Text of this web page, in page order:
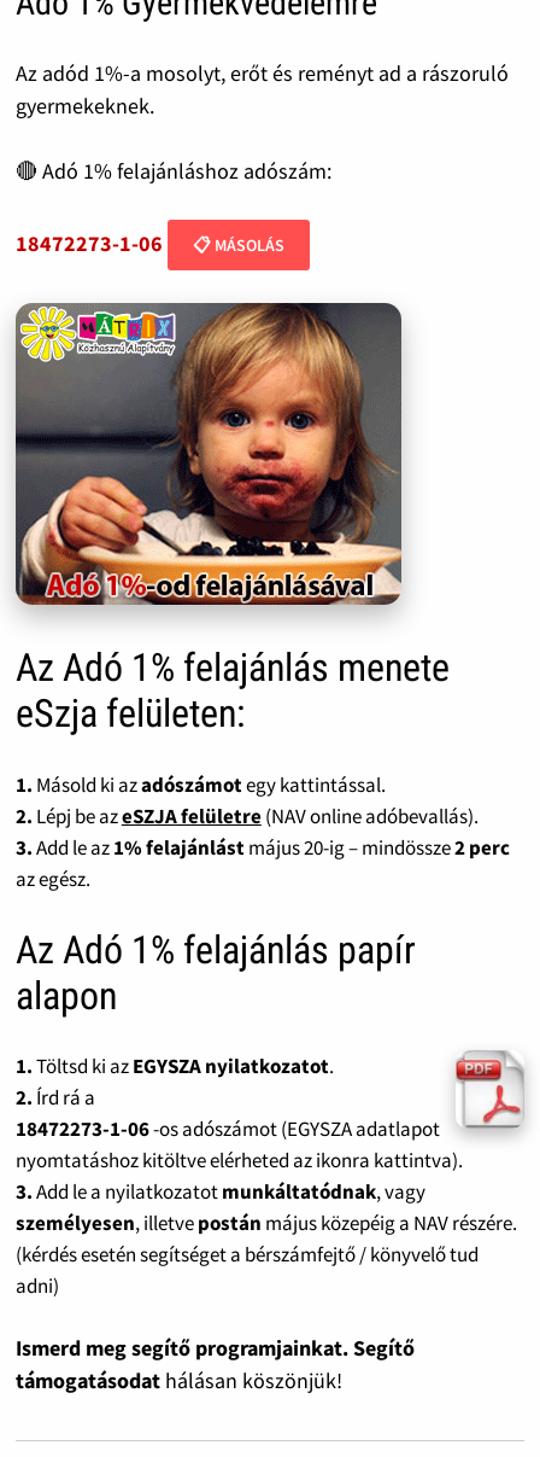
Az adód 1%-a mosolyt, erőt és reményt ad a rászoruló
gyermekeknek.
🔴 Adó 1% felajánláshoz adószám:
18472273-1-06 📋 MÁSOLÁS
Az Adó 1% felajánlás menete
eSzja felületen:
1. Másold ki azadószámotegy kattintással.
2. Lépj be azeSZJA felületre(NAV online adóbevallás).
3.Add le az1% felajánlástmájus 20-ig – mindössze2 perc
az egész.
Az Adó 1% felajánlás papír
alapon
1.Töltsd ki azEGYSZA nyilatkozatot.
2. Írd rá a
18472273-1-06-os adószámot (EGYSZA adatlapot
nyomtatáshoz kitöltve elérheted az ikonra kattintva).
3.Add le a nyilatkozatotmunkáltatódnak, vagy
személyesen, illetvepostán május közepéig a NAV részére.
(kérdés esetén segítséget a bérszámfejtő / könyvelő tud
adni)
Ismerd meg segítő programjainkat. Segítő
támogatásodat hálásan köszönjük!